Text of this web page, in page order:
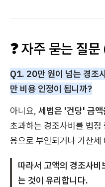
❓ 자주 묻는 질
Q1. 20만 원이 넘는 경조
만 비용 인정이 됩니까?
아니요, 세법은 '건당' 금액
초과하는 경조사비를 법정
용으로 부인되거나 가산세
따라서 고액의 경조사
는 것이 유리합니다.